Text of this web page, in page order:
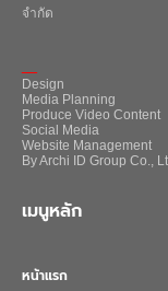
จำกัด
Design
Media Planning
Produce Video Content
Social Media
Website Management
By Archi ID Group Co.,
เมนูหลัก
หน้าแรก